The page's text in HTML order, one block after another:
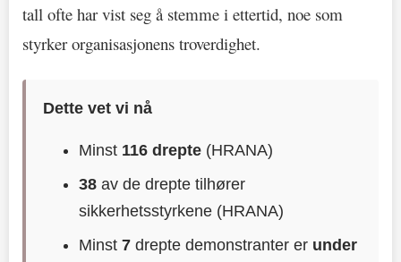
tall ofte har vist seg å stemme i ettertid, noe som
styrker organisasjonens troverdighet.
Dette vet vi nå
Minst 116 drepte (HRANA)
38 av de drepte tilhører
sikkerhetsstyrkene (HRANA)
Minst7 drepte demonstranter er under